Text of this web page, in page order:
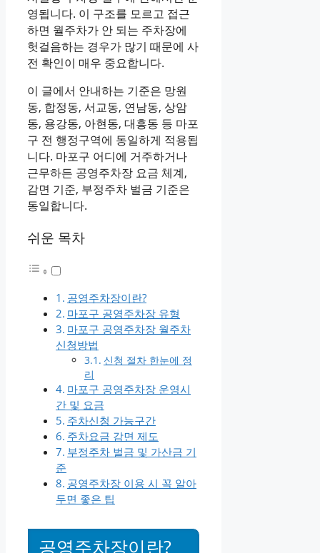
영됩니다. 이 구조를 모르고 접근
하면 월주차가 안 되는 주차장에
헛걸음하는 경우가 많기 때문에 사
전 확인이 매우 중요합니다.
이 글에서 안내하는 기준은 망원
동, 합정동, 서교동, 연남동, 상암
동, 용강동, 아현동, 대흥동 등 마포
구 전 행정구역에 동일하게 적용됩
니다. 마포구 어디에 거주하거나
근무하든 공영주차장 요금 체계,
감면 기준, 부정주차 벌금 기준은
동일합니다.
쉬운 목차
공영주차장이란?
마포구 공영주차장 유형
마포구 공영주차장 월주차
신청방법
신청 절차 한눈에 정
리
마포구 공영주차장 운영시
간 및 요금
주차신청 가능구간
주차요금 감면 제도
부정주차 벌금 및 가산금 기
준
공영주차장 이용 시 꼭 알아
두면 좋은 팁
공영주차장이란?